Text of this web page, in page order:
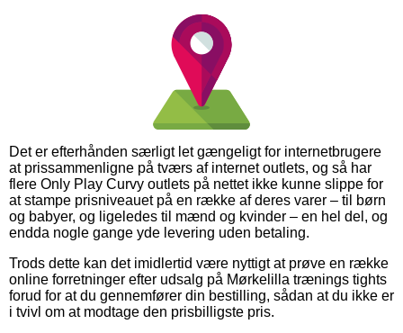
Det er efterhånden særligt let gængeligt for internetbrugere
at prissammenligne på tværs af internet outlets, og så har
flere Only Play Curvy outlets på nettet ikke kunne slippe for
at stampe prisniveauet på en række af deres varer – til børn
og babyer, og ligeledes til mænd og kvinder – en hel del, og
endda nogle gange yde levering uden betaling.
Trods dette kan det imidlertid være nyttigt at prøve en række
online forretninger efter udsalg på Mørkelilla trænings tights
forud for at du gennemfører din bestilling, sådan at du ikke er
i tvivl om at modtage den prisbilligste pris.